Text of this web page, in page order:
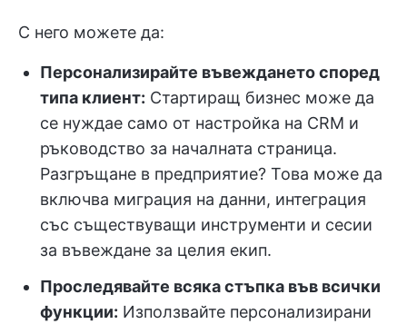
С него можете да:
Персонализирайте въвеждането според
типа клиент: Стартиращ бизнес може да
се нуждае само от настройка на CRM и
ръководство за началната страница.
Разгръщане в предприятие? Това може да
включва миграция на данни, интеграция
със съществуващи инструменти и сесии
за въвеждане за целия екип.
Проследявайте всяка стъпка във всички
функции: Използвайте персонализирани